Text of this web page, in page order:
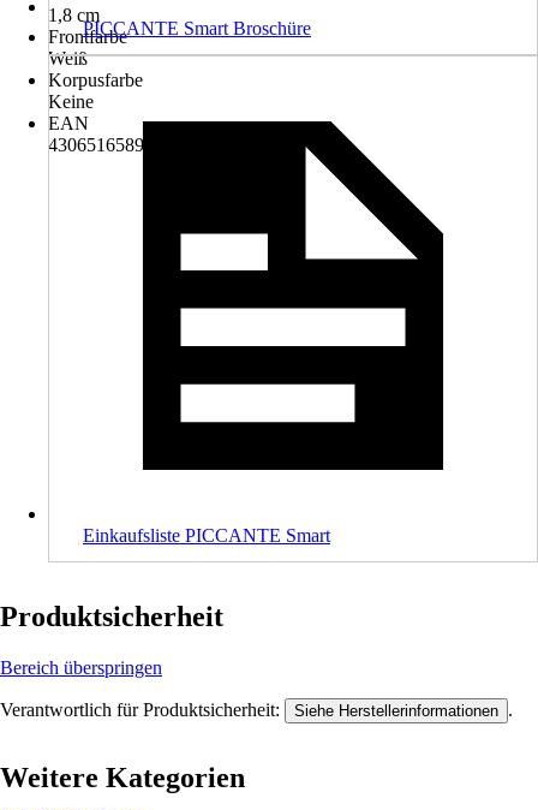
1,8 cm
Frontfarbe
Weiß
Korpusfarbe
Keine
EAN
4306516589685
PICCANTE Smart Broschüre
Einkaufsliste PICCANTE Smart
Produktsicherheit
Bereich überspringen
Verantwortlich für Produktsicherheit: Siehe Herstellerinformationen .
Weitere Kategorien